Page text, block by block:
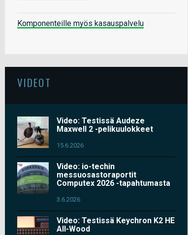
Komponenteille myös kasauspalvelu
VIDEOT
Video: Testissä Audeze
Maxwell 2 -pelikuulokkeet
15.6.2026
Video: io-techin
messuosastoraportit
Computex 2026 -tapahtumasta
3.6.2026
Video: Testissä Keychron K2 HE
All-Wood